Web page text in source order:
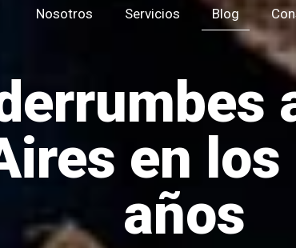
Nosotros Servicios Blog
en
años